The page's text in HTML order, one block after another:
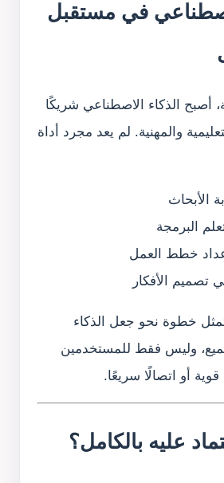
في مستقبل
أصبح الذكاء الاصطناعي شريكًا
والمهنية. لم يعد مجرد أداة
الأبحاث
البرمجة
خطط العمل
تصميم الأفكار
تمثل خطوة نحو جعل الذكاء
وليس فقط للمستخدمين
أو اتصالًا سريعًا.
عليه بالكامل؟